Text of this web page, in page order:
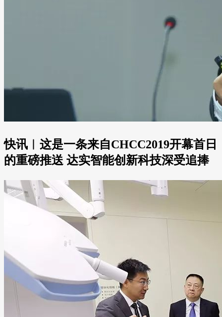
快讯︱这是一条来自CHCC2019开幕首日
的重磅推送 达实智能创新科技深受追捧